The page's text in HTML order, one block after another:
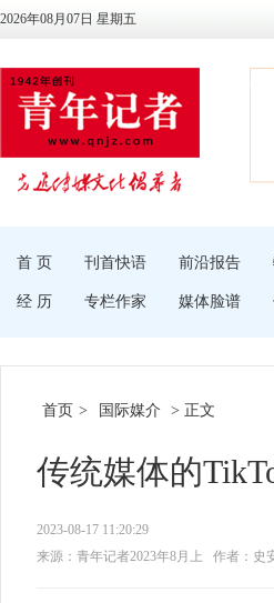
2026年08月07日 星期五
首 页 刊首快语 前沿报告
经 历 专栏作家 媒体脸谱
首页 > 国际媒介 > 正文
传统媒体的
2023-08-17 11:20:29
来源：青年记者2023年8月上
作者：史